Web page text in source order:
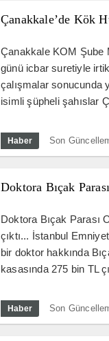
Çanakkale’de Kök
Çanakkale KOM Şube
günü icbar suretiyle
çalışmalar sonucunda
isimli şüpheli şahıslar
Haber Son
Doktora Bıçak
Doktora Bıçak Parası
çıktı... İstanbul
bir doktor hakkında
kasasında 275 bin TL
Haber Son